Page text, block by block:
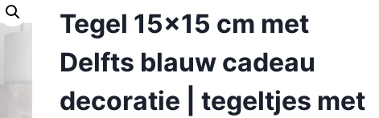
Tegel 15×15 cm met
Delfts blauw cadeau
decoratie | tegeltjes met